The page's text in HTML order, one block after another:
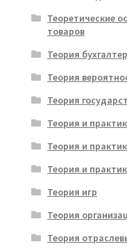
Теоретические
товаров
Теория
Теория
Теория
Теория и
Теория и
Теория и
Теория игр
Теория
Теория